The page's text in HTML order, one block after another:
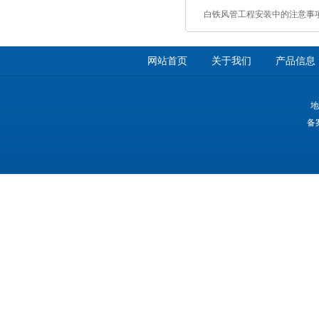
白铁风管工程安装中的注意事
网站首页 关于我们 产品信息
备